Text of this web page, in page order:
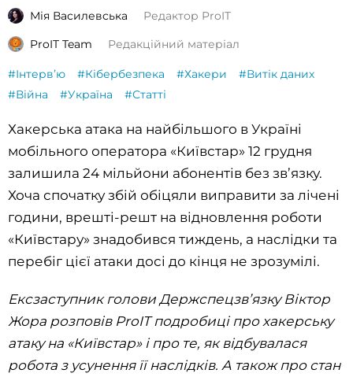
Мія Василевська
Редактор ProIT
ProIT Team
Редакційний матеріал
#Інтервʼю #Кібербезпека #Хакери
#Витік даних
#Війна
#Україна #Статті
Хакерська атака на найбільшого в Україні
мобільного оператора «Київстар» 12 грудня
залишила 24 мільйони абонентів без зв’язку.
Хоча спочатку збій обіцяли виправити за лічені
години, врешті-решт на відновлення роботи
«Київстару» знадобився тиждень, а наслідки та
перебіг цієї атаки досі до кінця не зрозумілі.
Ексзаступник голови Держспецзвʼязку Віктор
Жора розповів ProIT подробиці про хакерську
атаку на «Київстар» і про те, як відбувалася
робота з усунення її наслідків. А також про стан